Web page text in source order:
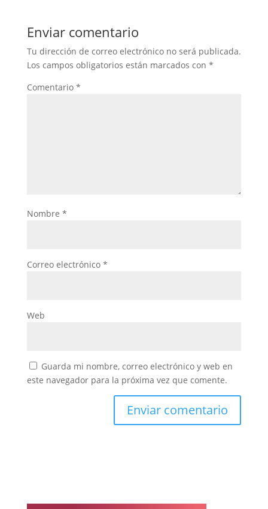
Enviar comentario
Tu dirección de correo electrónico no será publicada.
Los campos obligatorios están marcados con *
Comentario *
Nombre *
Correo electrónico *
Web
Guarda mi nombre, correo electrónico y web en
este navegador para la próxima vez que comente.